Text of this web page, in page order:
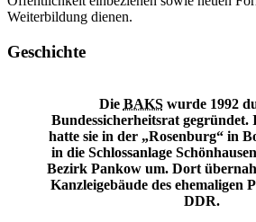
Weiterbildung dienen.
Geschichte
Die BAKSwurde 1992
Bundessicherheitsrat gegründet.
hatte sie in der „Rosenburg“ in
in die Schlossanlage
Bezirk Pankow um. Dort
Kanzleigebäude des ehemaligen
DDR.